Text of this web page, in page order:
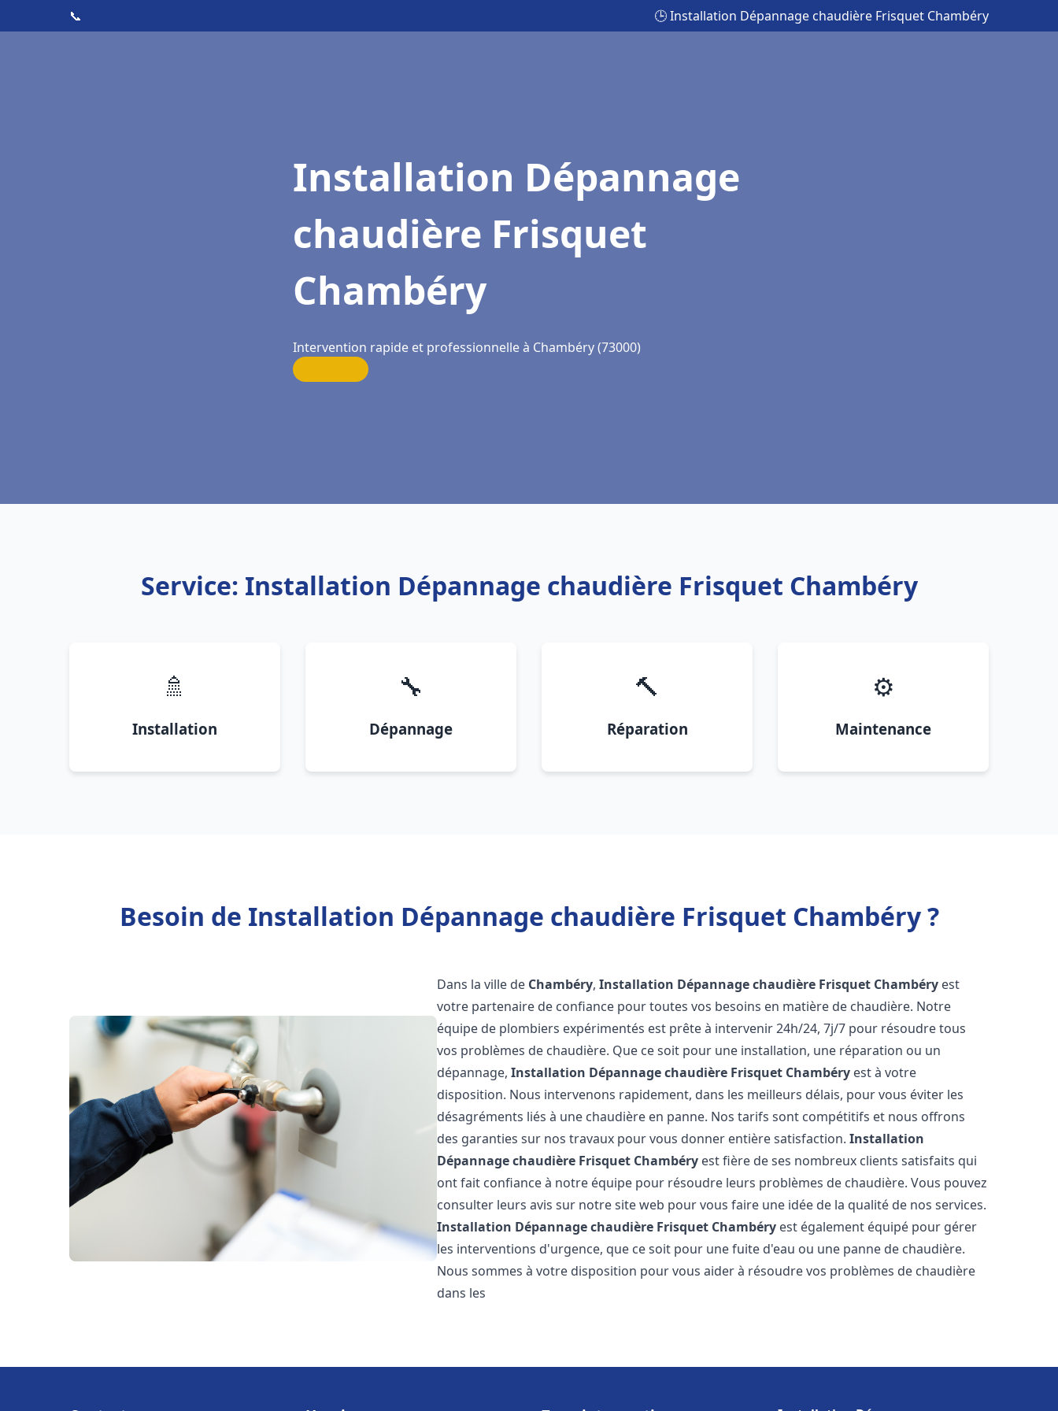
📞 🕒 Installation Dépannage chaudière Frisquet Chambéry
Installation Dépannage
chaudière Frisquet
Chambéry
Intervention rapide et professionnelle à Chambéry (73000)
Service: Installation Dépannage chaudière Frisquet Chambéry
🚿
Installation
🔧
Dépannage
🔨
Réparation
⚙️
Maintenance
Besoin de Installation Dépannage chaudière Frisquet Chambéry ?
Dans la ville de Chambéry,Installation Dépannage chaudière Frisquet Chambéry est
votre partenaire de confiance pour toutes vos besoins en matière de chaudière. Notre
équipe de plombiers expérimentés est prête à intervenir 24h/24, 7j/7 pour résoudre tous
vos problèmes de chaudière. Que ce soit pour une installation, une réparation ou un
dépannage,Installation Dépannage chaudière Frisquet Chambéry est à votre
disposition. Nous intervenons rapidement, dans les meilleurs délais, pour vous éviter les
désagréments liés à une chaudière en panne. Nos tarifs sont compétitifs et nous offrons
des garanties sur nos travaux pour vous donner entière satisfaction.Installation
Dépannage chaudière Frisquet Chambéry est fière de ses nombreux clients satisfaits qui
ont fait confiance à notre équipe pour résoudre leurs problèmes de chaudière. Vous pouvez
consulter leurs avis sur notre site web pour vous faire une idée de la qualité de nos services.
Installation Dépannage chaudière Frisquet Chambéry est également équipé pour gérer
les interventions d'urgence, que ce soit pour une fuite d'eau ou une panne de chaudière.
Nous sommes à votre disposition pour vous aider à résoudre vos problèmes de chaudière
dans les